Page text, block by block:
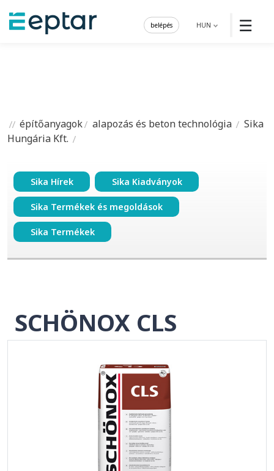
☰
HUN
belépés
építőanyagok alapozás és beton technológia
Sika
Hungária Kft.
Sika Hírek Sika Kiadványok
Sika Termékek és megoldások
Sika Termékek
SCHÖNOX CLS